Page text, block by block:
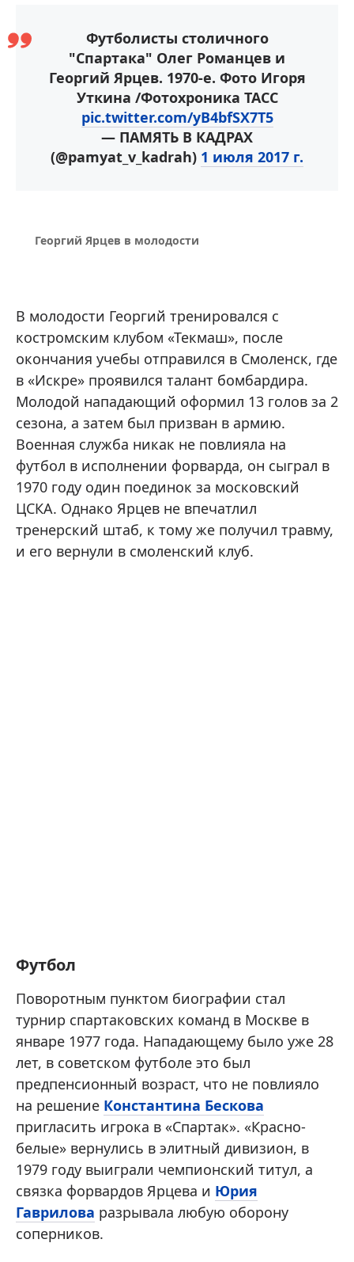
Футболисты столичного
"Спартака" Олег Романцев и
Георгий Ярцев. 1970-е. Фото Игоря
Уткина /Фотохроника ТАСС
pic.twitter.com/yB4bfSX7T5
— ПАМЯТЬ В КАДРАХ
(@pamyat_v_kadrah) 1 июля 2017 г.
Георгий Ярцев в молодости
В молодости Георгий тренировался с
костромским клубом «Текмаш», после
окончания учебы отправился в Смоленск, где
в «Искре» проявился талант бомбардира.
Молодой нападающий оформил 13 голов за 2
сезона, а затем был призван в армию.
Военная служба никак не повлияла на
футбол в исполнении форварда, он сыграл в
1970 году один поединок за московский
ЦСКА. Однако Ярцев не впечатлил
тренерский штаб, к тому же получил травму,
и его вернули в смоленский клуб.
Футбол
Поворотным пунктом биографии стал
турнир спартаковских команд в Москве в
январе 1977 года. Нападающему было уже 28
лет, в советском футболе это был
предпенсионный возраст, что не повлияло
на решение Константина Бескова
пригласить игрока в «Спартак». «Красно-
белые» вернулись в элитный дивизион, в
1979 году выиграли чемпионский титул, а
связка форвардов Ярцева и Юрия
Гаврилова разрывала любую оборону
соперников.